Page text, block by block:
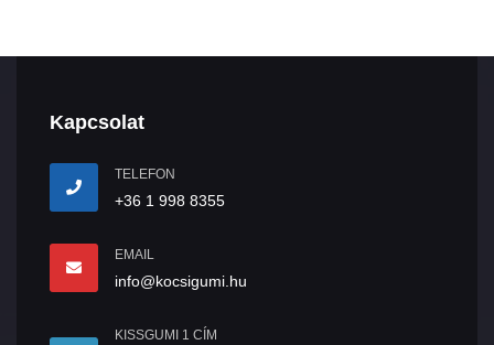
Kapcsolat
TELEFON
+36 1 998 8355
EMAIL
info@kocsigumi.hu
KISSGUMI 1 CÍM